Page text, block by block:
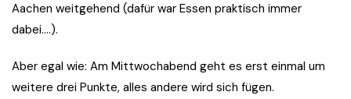
Aachen weitgehend (dafür war Essen praktisch immer
dabei….).
Aber egal wie: Am Mittwochabend geht es erst einmal um
weitere drei Punkte, alles andere wird sich fügen.